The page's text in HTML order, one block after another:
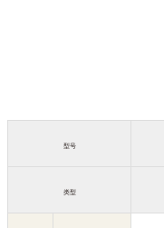
型号
类型